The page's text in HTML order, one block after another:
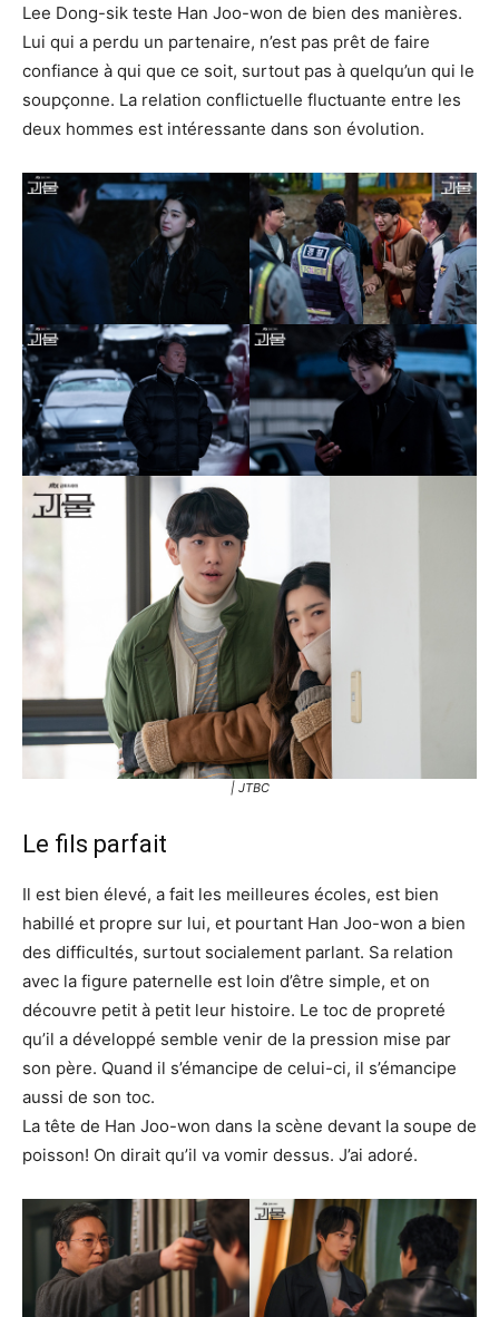
Lee Dong-sik teste Han Joo-won de bien des manières.
Lui qui a perdu un partenaire, n’est pas prêt de faire
confiance à qui que ce soit, surtout pas à quelqu’un qui le
soupçonne. La relation conflictuelle fluctuante entre les
deux hommes est intéressante dans son évolution.
| JTBC
Le fils parfait
Il est bien élevé, a fait les meilleures écoles, est bien
habillé et propre sur lui, et pourtant Han Joo-won a bien
des difficultés, surtout socialement parlant. Sa relation
avec la figure paternelle est loin d’être simple, et on
découvre petit à petit leur histoire. Le toc de propreté
qu’il a développé semble venir de la pression mise par
son père. Quand il s’émancipe de celui-ci, il s’émancipe
aussi de son toc.
La tête de Han Joo-won dans la scène devant la soupe de
poisson! On dirait qu’il va vomir dessus. J’ai adoré.